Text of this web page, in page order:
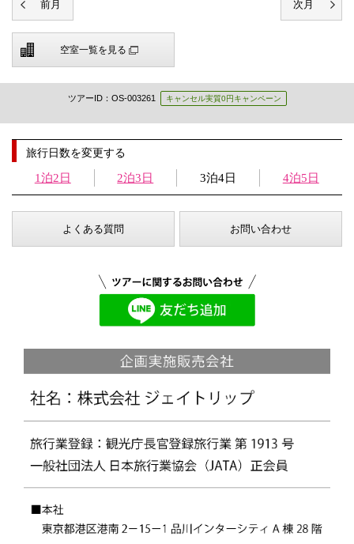
空室一覧を見る
ツアーID：OS-003261 キャンセル実質0円キャンペーン
旅行日数を変更する
1泊2日 2泊3日 3泊4日 4泊5日
よくある質問 お問い合わせ